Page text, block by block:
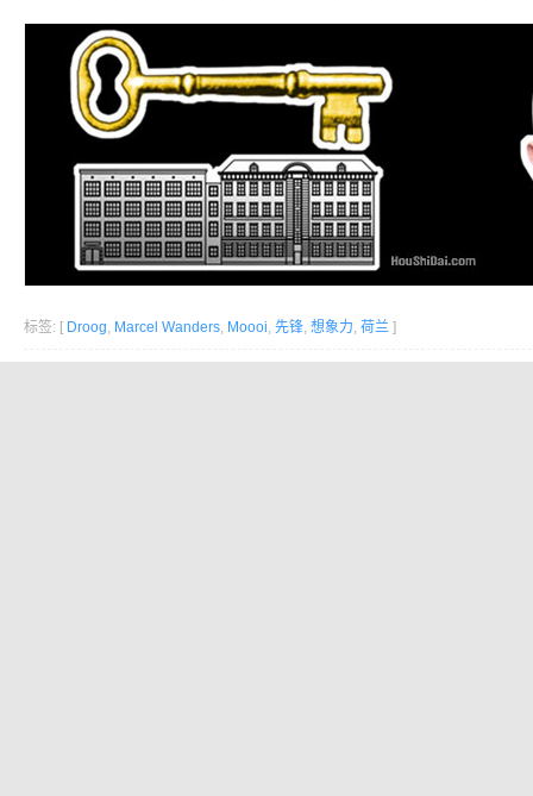
标签: [ Droog, Marcel Wanders, Moooi, 先锋, 想象力, 荷兰 ]